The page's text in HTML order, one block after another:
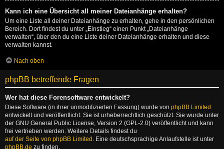
Kann ich eine Übersicht all meiner Dateianhänge erhalten?
Um eine Liste all deiner Dateianhänge zu erhalten, gehe in den persönlichen
Bereich. Dort findest du unter „Einstieg“ einen Punkt „Dateianhänge
verwalten“, über den du eine Liste deiner Dateianhänge erhalten und diese
verwalten kannst.
Nach oben
phpBB betreffende Fragen
Wer hat diese Forensoftware entwickelt?
Diese Software (in ihrer unmodifizierten Fassung) wurde von phpBB Limited
entwickelt und veröffentlicht. Sie ist urheberrechtlich geschützt. Sie wurde unter
der GNU General Public License, Version 2 (GPL-2.0) veröffentlicht und kann
frei vertrieben werden. Weitere Details findest du
auf der Seite von phpBB Limited . Eine deutschsprachige Anlaufstelle ist unter
phpBB.de zu finden.